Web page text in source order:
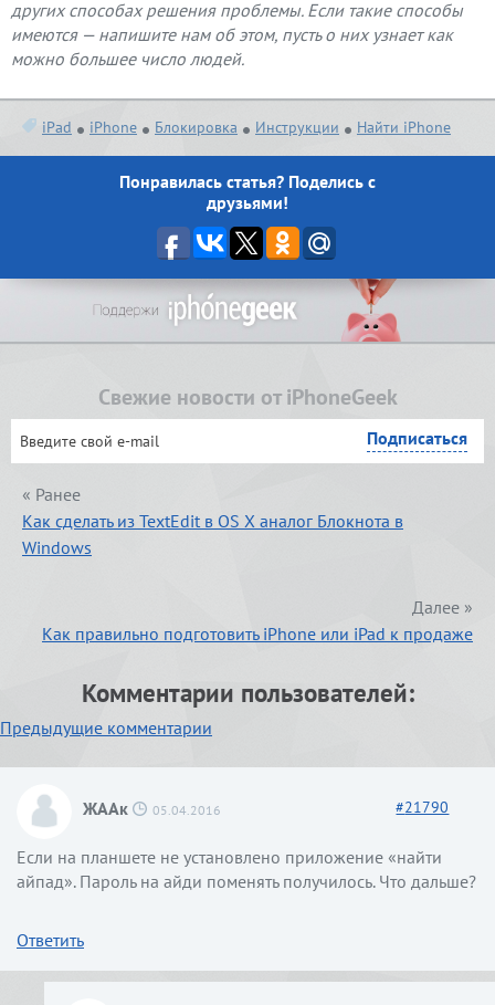
других способах решения проблемы. Если такие способы
имеются — напишите нам об этом, пусть о них узнает как
можно большее число людей.
iPad iPhone Блокировка Инструкции Найти iPhone
Понравилась статья? Поделись с
друзьями!
Свежие новости от iPhoneGeek
« Ранее
Как сделать из TextEdit в OS X аналог Блокнота в
Windows
Далее »
Как правильно подготовить iPhone или iPad к продаже
Комментарии пользователей:
Навигация
комментариям
Предыдущие комментарии
ЖААк 05.04.2016 #21790
Если на планшете не установлено приложение «найти
айпад». Пароль на айди поменять получилось. Что дальше?
Ответить